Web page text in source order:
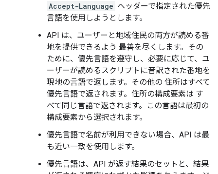
Accept-Language ヘッダーで指定された優先
言語を使用しようとします。
API は、ユーザーと地域住民の両方が読める番
地を提供できるよう 最善を尽くします。その
ために、優先言語を遵守し、必要に応じて、ユ
ーザーが読めるスクリプトに音訳された番地を
現地の言語で返します。その他の 住所はすべて
優先言語で返されます。住所の構成要素は す
べて同じ言語で返されます。この言語は最初の
構成要素から選択されます。
優先言語で名前が利用できない場合、API は最
も近い一致を使用します。
優先言語は、API が返す結果のセットと、結果